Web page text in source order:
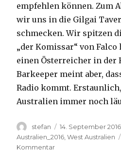
empfehlen können. Zum
wir uns in die Gilgai
schmecken. Wir spitzen
„der Komissar“ von
einen Österreicher in der
Barkeeper meint aber,
Radio kommt.
Australien immer noch
Autor
stefan
Veröffentlicht
am
14. September 2016
Australien_2016 ,West Australien
Kommentarzu